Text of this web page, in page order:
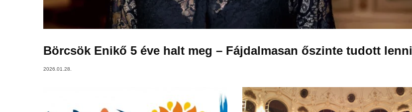
Börcsök Enikő 5 éve halt meg – Fájdalmasan őszinte tudott lenni
2026.01.28.